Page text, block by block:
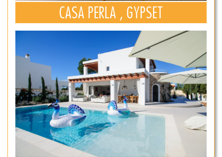
CASA PERLA , GYPSET